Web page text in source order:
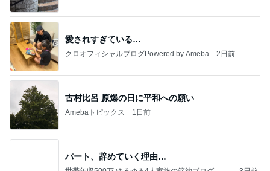
愛されすぎている…
クロオフィシャルブログPowered by Ameba 2日前
古村比呂 原爆の日に平和への願い
Amebaトピックス 1日前
パート、辞めていく理由…